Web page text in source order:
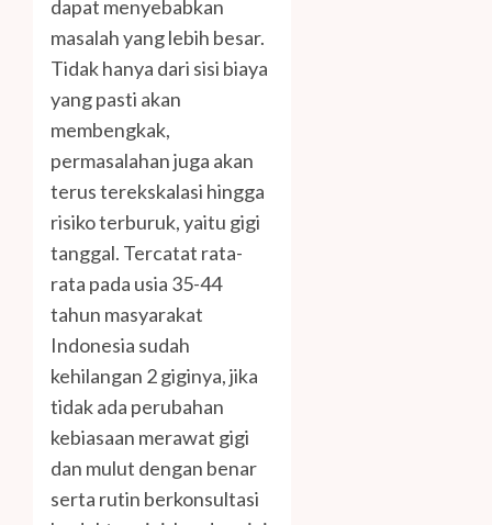
dapat menyebabkan
masalah yang lebih besar.
Tidak hanya dari sisi biaya
yang pasti akan
membengkak,
permasalahan juga akan
terus terekskalasi hingga
risiko terburuk, yaitu gigi
tanggal. Tercatat rata-
rata pada usia 35-44
tahun masyarakat
Indonesia sudah
kehilangan 2 giginya, jika
tidak ada perubahan
kebiasaan merawat gigi
dan mulut dengan benar
serta rutin berkonsultasi